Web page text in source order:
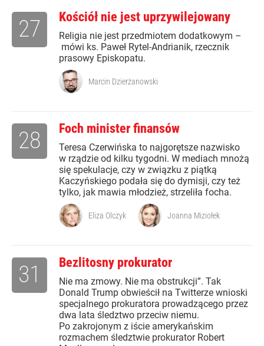
Kościół nie jest uprzywilejowany
Religia nie jest przedmiotem dodatkowym –
mówi ks. Paweł Rytel-Andrianik, rzecznik
prasowy Episkopatu.
27
Marcin Dzierżanowski
Foch minister finansów
Teresa Czerwińska to najgorętsze nazwisko
w rządzie od kilku tygodni. W mediach mnożą
się spekulacje, czy w związku z piątką
Kaczyńskiego podała się do dymisji, czy też
tylko, jak mawia młodzież, strzeliła focha.
28
Eliza Olczyk Joanna Miziołek
Bezlitosny prokurator
Nie ma zmowy. Nie ma obstrukcji”. Tak
Donald Trump obwieścił na Twitterze wnioski
specjalnego prokuratora prowadzącego przez
dwa lata śledztwo przeciw niemu.
Po zakrojonym z iście amerykańskim
rozmachem śledztwie prokurator Robert
31